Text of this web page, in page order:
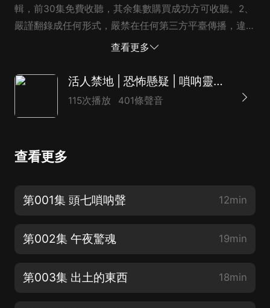
輯，前30集免費收聽，其余集數購買成功方可收聽。2、
嚴謹翻錄成任何形式，嚴禁在任何第三方平臺傳播，違者
將追究法律責任。3、如在充值/購買環節遇到問題，可以
查看更多
活人禁地 | 恐怖懸疑 | 嗩呐靈異 | 多人巨制
115次播放 401條聲音
查看更多
第001集 頭七嗩呐聲 12min
第002集 午夜驚魂 19min
第003集 出土的東西 18min